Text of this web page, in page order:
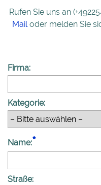
Rufen Sie uns an
Mailoder melden Sie
Firma:
Kategorie:
Name:
Straße: